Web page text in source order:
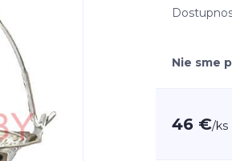
Nie sme
46 €/ks